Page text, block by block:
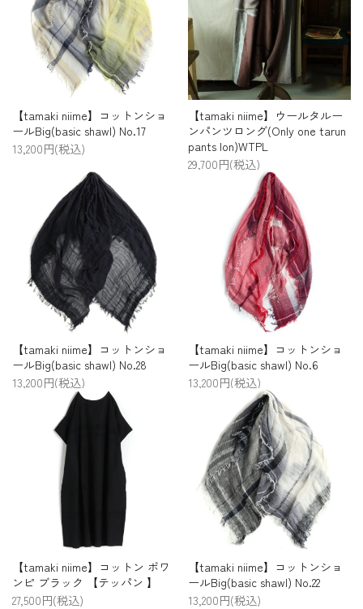
【tamaki niime】コットンショ
ールBig(basic shawl) No.17
13,200円(税込)
【tamaki niime】ウールタルー
ンパンツロング(Only one tarun
pants lon)WTPL
29,700円(税込)
【tamaki niime】コットンショ
ールBig(basic shawl) No.28
13,200円(税込)
【tamaki niime】コットンショ
ールBig(basic shawl) No.6
13,200円(税込)
【tamaki niime】コットン ポワ
ンピ ブラック 【テッパン 】
27,500円(税込)
【tamaki niime】コットンショ
ールBig(basic shawl) No.22
13,200円(税込)